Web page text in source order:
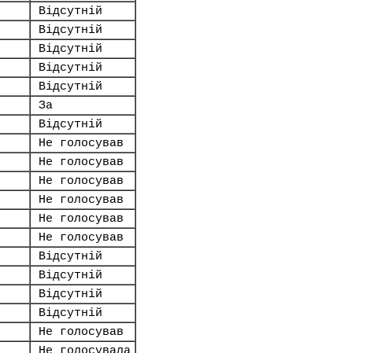
Відсутній
Відсутній
Відсутній
Відсутній
Відсутній
За
Відсутній
Не голосував
Не голосував
Не голосував
Не голосував
Не голосував
Не голосував
Відсутній
Відсутній
Відсутній
Відсутній
Не голосував